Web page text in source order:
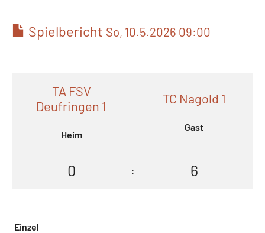
Spielbericht So, 10.5.2026 09:00
TA FSV
Deufringen 1
Heim
TC Nagold 1
Gast
0 : 6
Einzel